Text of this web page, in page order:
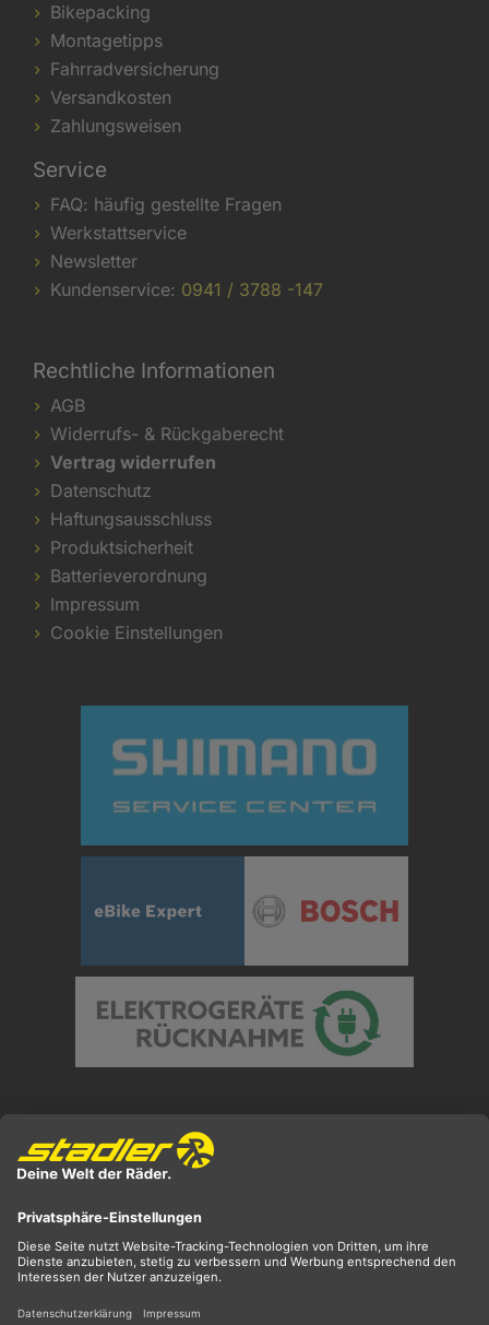
Bikepacking
Montagetipps
Fahrradversicherung
Versandkosten
Zahlungsweisen
Service
FAQ: häufig gestellte Fragen
Werkstattservice
Newsletter
Kundenservice: 0941 / 3788 -147
Rechtliche Informationen
AGB
Widerrufs- & Rückgaberecht
Vertrag widerrufen
Datenschutz
Haftungsausschluss
Produktsicherheit
Batterieverordnung
Impressum
Cookie Einstellungen